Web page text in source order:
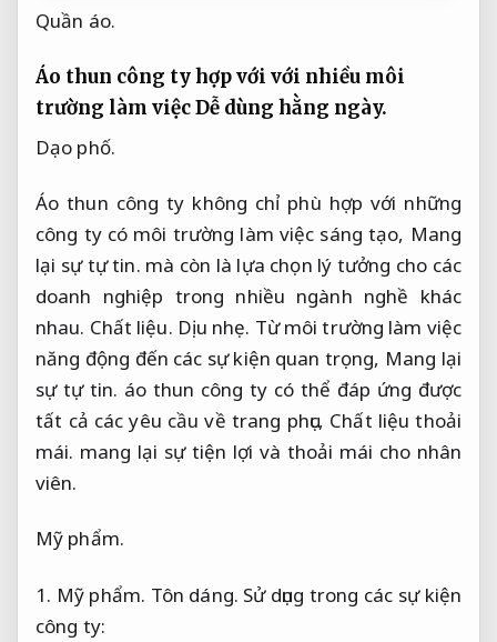
Quần áo.
Áo thun công ty hợp với với nhiều môi
trường làm việcDễ dùng hằng ngày.
Dạo phố.
Áo thun công ty không chỉ phù hợp với những
công ty có môi trường làm việc sáng tạo, Mang
lại sự tự tin. mà còn là lựa chọn lý tưởng cho các
doanh nghiệp trong nhiều ngành nghề khác
nhau. Chất liệu. Dịu nhẹ. Từ môi trường làm việc
năng động đến các sự kiện quan trọng, Mang lại
sự tự tin. áo thun công ty có thể đáp ứng được
tất cả các yêu cầu về trang phục, Chất liệu thoải
mái. mang lại sự tiện lợi và thoải mái cho nhân
viên.
Mỹ phẩm.
1. Mỹ phẩm. Tôn dáng. Sử dụng trong các sự kiện
công ty: